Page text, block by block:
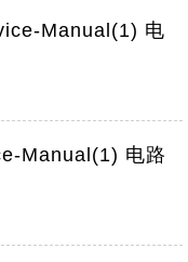
Manual(1) 电
Manual(1) 电路